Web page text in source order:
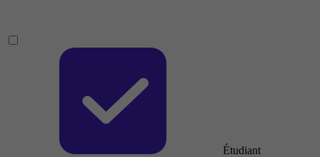
Étudiant